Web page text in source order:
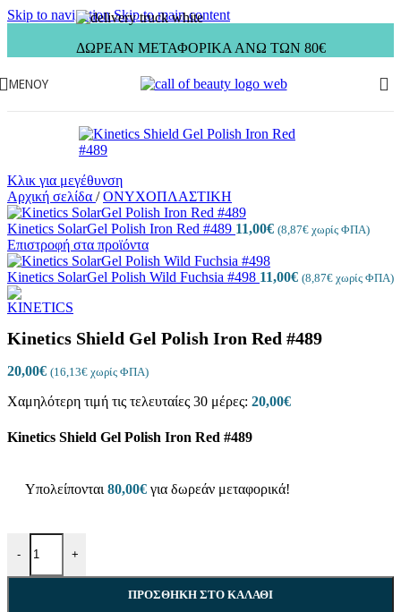
Skip to navigationSkip to main content
ΔΩΡΕΑΝ ΜΕΤΑΦΟΡΙΚΑ ΑΝΩ ΤΩΝ 80€
ΜΕΝΟΎ
Κλικ για μεγέθυνση
Αρχική σελίδα / ΟΝΥΧΟΠΛΑΣΤΙΚΗ
Kinetics SolarGel Polish Iron Red #489 11,00€ (8,87€ χωρίς ΦΠΑ)
Επιστροφή στα προϊόντα
Kinetics SolarGel Polish Wild Fuchsia #498 11,00€ (8,87€ χωρίς ΦΠΑ)
Kinetics Shield Gel Polish Iron Red #489
20,00€ (16,13€ χωρίς ΦΠΑ)
Χαμηλότερη τιμή τις τελευταίες 30 μέρες: 20,00€
Kinetics Shield Gel Polish Iron Red #489
Υπολείπονται 80,00€ για δωρεάν μεταφορικά!
- +
ΠΡΟΣΘΉΚΗ ΣΤΟ ΚΑΛΆΘΙ